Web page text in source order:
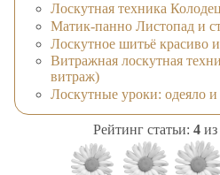
Лоскутная техника Колодец
Матик-панно Листопад и
Лоскутное шитьё красиво
Витражная лоскутная
витраж)
Лоскутные уроки: одеяло и
Рейтинг статьи: 4 из